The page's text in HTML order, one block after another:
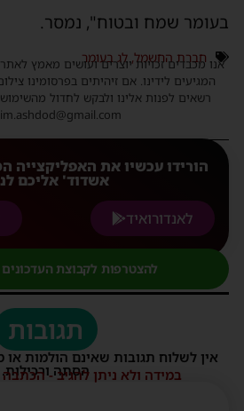
בעומר שמח ובטוח", נמסר.
חברת החשמל, לג בעומר
אנו מכבדים זכויות יוצרים ועושים מאמץ
המגיעים לידינו. אם זיהיתים בפרסומינו
רשאים לפנות אלינו ולבקש לחדול
הורידו עכשיו את האפליקצייה
אשדוד' אליכם
לאנדורואיד
להצטרפות לקבוצת
תגובות
אין לשלוח תגובות שאינם הולמות או
הסתה ורכילות.
במידה ולא ניתן להגיב -